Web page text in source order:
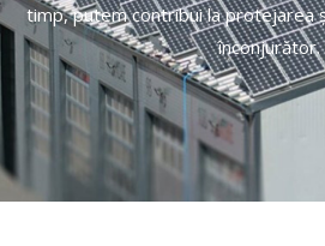
timp, putem contribui la protejarea
înconjurător.